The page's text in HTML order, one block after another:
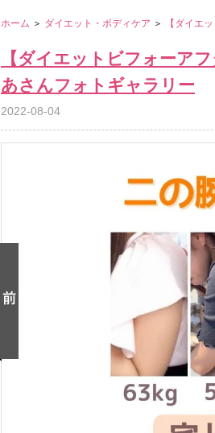
ホーム ＞ ダイエット・ボディケア ＞ 【ダイエ
【ダイエットビフォーア
あさんフォトギャラリー
2022-08-04